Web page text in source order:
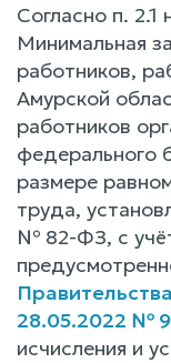
Согласно п. 2.1
Минимальная
работников,
Амурской
работников
федерального
размере
труда,
№ 82-ФЗ, с
28.05.2022 №
исчисления и